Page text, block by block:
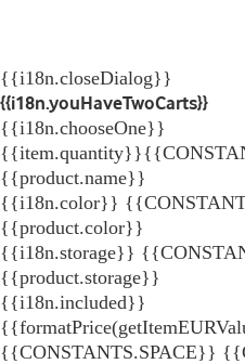
{{i18n.closeDialog}}
{{i18n.youHaveTwoCarts}}
{{i18n.chooseOne}}
{{product.name}}
{{i18n.color}}
{{product.color}}
{{i18n.storage}}
{{product.storage}}
{{i18n.included}}
{{CONSTANTS.SPACE}}